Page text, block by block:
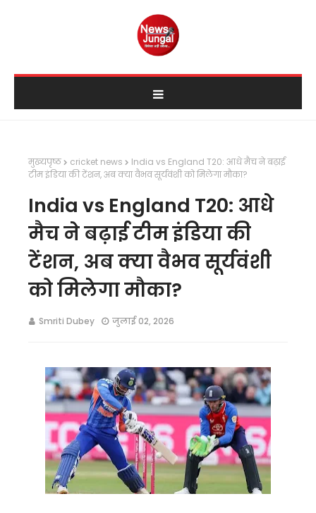
मुख्यपृष्ठ cricket news
India vs England T20: आधे मैच ने बढ़ाई
टीम इंडिया की टेंशन, अब क्या वैभव सूर्यवंशी को मिलेगा मौका?
India vs England T20: आधे
मैच ने बढ़ाई टीम इंडिया की
टेंशन, अब क्या वैभव सूर्यवंशी
को मिलेगा मौका?
Smriti Dubey जुलाई 02, 2026